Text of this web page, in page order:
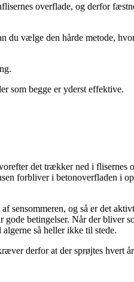
overflade, og derfor
du vælge den hårde metode,
som begge er yderst effektive.
det trækker ned i flisernes
forbliver i betonoverfladen i
sensommeren, og så er det
gode betingelser. Når der bliver
så heller ikke til stede.
derfor at der sprøjtes hvert